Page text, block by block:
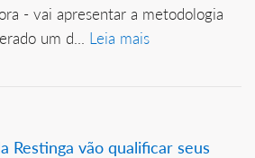
- vai apresentar a metodologia
um d... Leia mais
Restinga vão qualificar seus